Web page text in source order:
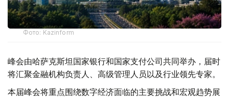
Фото: Kazinform
峰会由哈萨克斯坦国家银行和国家支付公司共同举办，届时
将汇聚金融机构负责人、高级管理人员以及行业领先专家。
本届峰会将重点围绕数字经济面临的主要挑战和宏观趋势展